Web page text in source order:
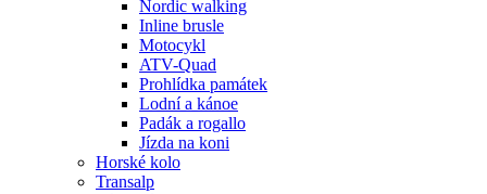
Nordic walking
Inline brusle
Motocykl
ATV-Quad
Prohlídka památek
Lodní a kánoe
Padák a rogallo
Jízda na koni
Horské kolo
Transalp